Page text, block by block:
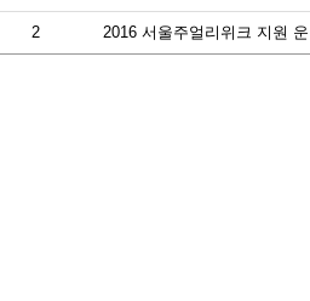
2 2016 서울주얼리위크 지원